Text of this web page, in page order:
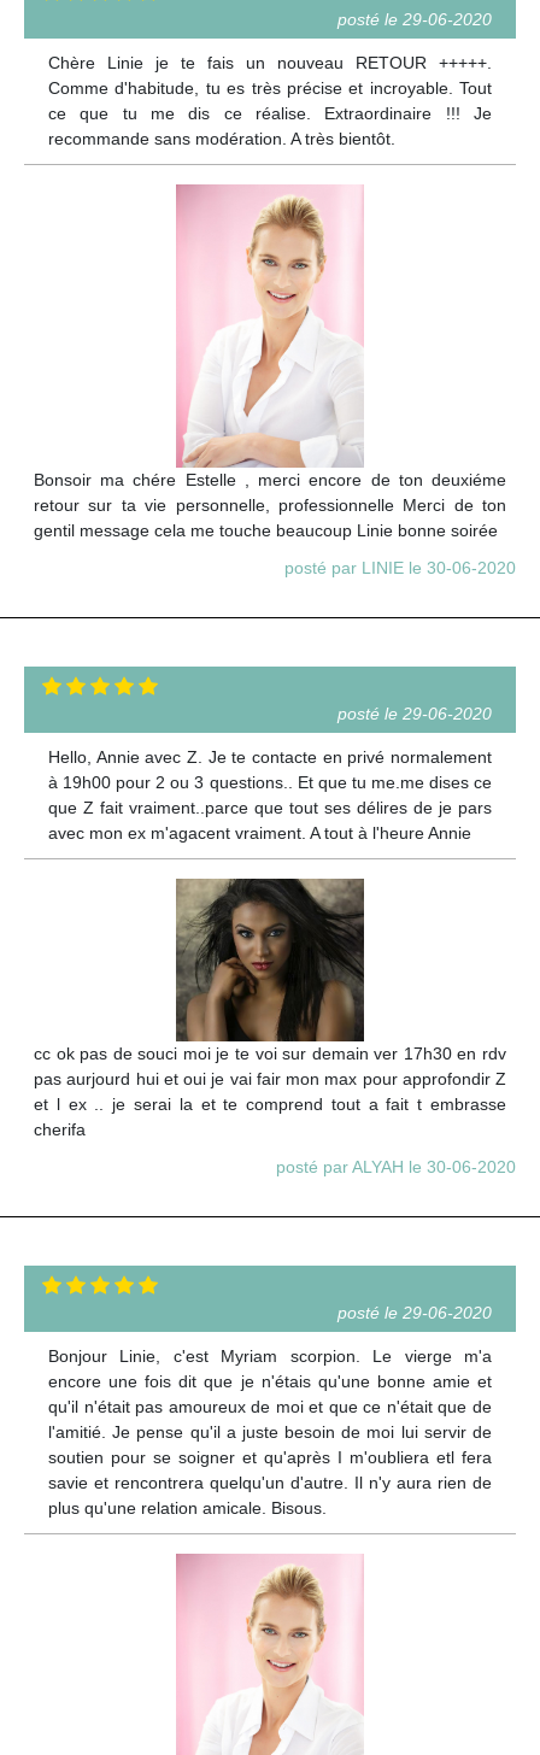
posté le 29-06-2020
Chère Linie je te fais un nouveau RETOUR +++++.
Comme d'habitude, tu es très précise et incroyable. Tout
ce que tu me dis ce réalise. Extraordinaire !!! Je
recommande sans modération. A très bientôt.
Bonsoir ma chére Estelle , merci encore de ton deuxiéme
retour sur ta vie personnelle, professionnelle Merci de ton
gentil message cela me touche beaucoup Linie bonne soirée
posté par LINIE le 30-06-2020
posté le 29-06-2020
Hello, Annie avec Z. Je te contacte en privé normalement
à 19h00 pour 2 ou 3 questions.. Et que tu me.me dises ce
que Z fait vraiment..parce que tout ses délires de je pars
avec mon ex m'agacent vraiment. A tout à l'heure Annie
cc ok pas de souci moi je te voi sur demain ver 17h30 en rdv
pas aurjourd hui et oui je vai fair mon max pour approfondir Z
et l ex .. je serai la et te comprend tout a fait t embrasse
cherifa
posté par ALYAH le 30-06-2020
posté le 29-06-2020
Bonjour Linie, c'est Myriam scorpion. Le vierge m'a
encore une fois dit que je n'étais qu'une bonne amie et
qu'il n'était pas amoureux de moi et que ce n'était que de
l'amitié. Je pense qu'il a juste besoin de moi lui servir de
soutien pour se soigner et qu'après I m'oubliera etl fera
savie et rencontrera quelqu'un d'autre. Il n'y aura rien de
plus qu'une relation amicale. Bisous.